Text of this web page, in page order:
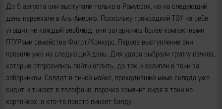
До 5 августа они выступали только в Рамуссях, но на следующий
день переехали в Аль-Америю. Поскольку громоздкий ТОУ на себе
утащит не каждый верблюд, они затарились более компактными
ПТУРами семейства Фагот/Конкурс. Первое выступление они
провели уже на следующий день. Для удара выбрали группу сачков,
которые отпросились пойти отлить, да так и залипли в тени за
заборчиком. Солдат в синей майке, проходивший мимо склада уже
сидит и тыкает в телефоне, парочка хомячит сидя в тени на
корточках, а кто-то просто пинает балду: